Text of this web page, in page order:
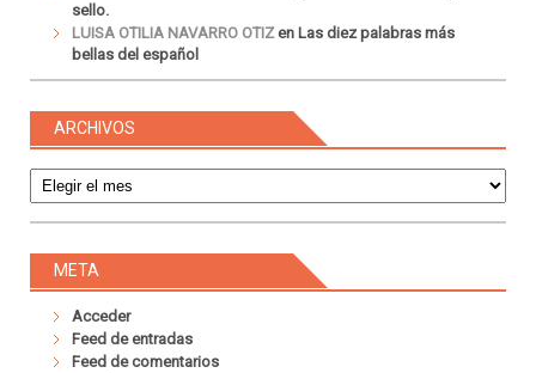
sello.
LUISA OTILIA NAVARRO OTIZen Las diez palabras más
bellas del español
ARCHIVOS
META
Acceder
Feed de entradas
Feed de comentarios